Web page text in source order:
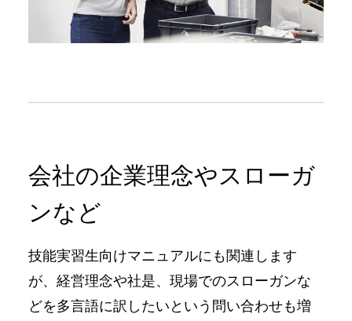
会社の企業理念やスローガ
ンなど
技能実習⽣向けマニュアルにも関連します
が、経営理念や社是、現場でのスローガンな
どを多⾔語に訳したいという問い合わせも増